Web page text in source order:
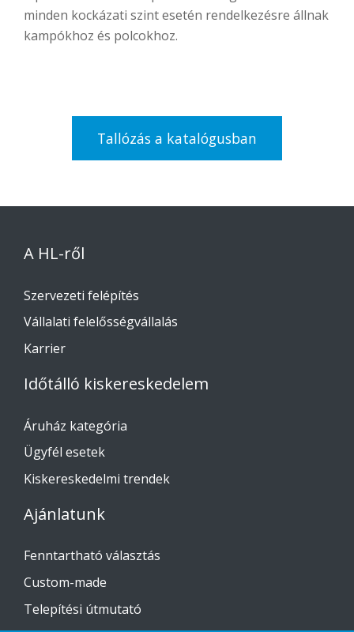
minden kockázati szint esetén rendelkezésre állnak
kampókhoz és polcokhoz.
Tallózás a katalógusban
A HL-ről
Szervezeti felépítés
Vállalati felelősségvállalás
Karrier
Időtálló kiskereskedelem
Áruház kategória
Ügyfél esetek
Kiskereskedelmi trendek
Ajánlatunk
Fenntartható választás
Custom-made
Telepítési útmutató